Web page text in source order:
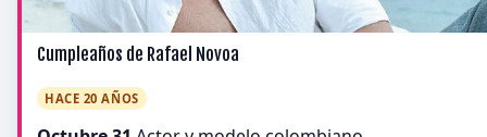
Cumpleaños de Rafael Novoa
HACE 20 AÑOS